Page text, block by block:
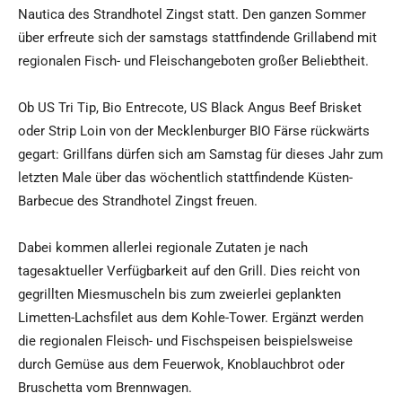
Nautica des Strandhotel Zingst statt. Den ganzen Sommer
über erfreute sich der samstags stattfindende Grillabend mit
regionalen Fisch- und Fleischangeboten großer Beliebtheit.
Ob US Tri Tip, Bio Entrecote, US Black Angus Beef Brisket
oder Strip Loin von der Mecklenburger BIO Färse rückwärts
gegart: Grillfans dürfen sich am Samstag für dieses Jahr zum
letzten Male über das wöchentlich stattfindende Küsten-
Barbecue des Strandhotel Zingst freuen.
Dabei kommen allerlei regionale Zutaten je nach
tagesaktueller Verfügbarkeit auf den Grill. Dies reicht von
gegrillten Miesmuscheln bis zum zweierlei geplankten
Limetten-Lachsfilet aus dem Kohle-Tower. Ergänzt werden
die regionalen Fleisch- und Fischspeisen beispielsweise
durch Gemüse aus dem Feuerwok, Knoblauchbrot oder
Bruschetta vom Brennwagen.